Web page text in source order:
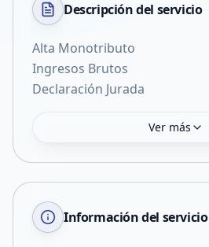
Descripción del servicio
Alta Monotributo
Ingresos Brutos
Declaración Jurada
Ver más
Información del servicio